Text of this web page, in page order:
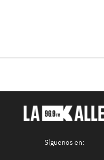
Síguenos en: